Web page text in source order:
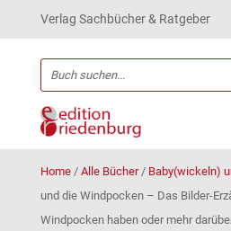
Verlag Sachbücher & Ratgeber
Home/ Alle Bücher/ Baby(wickeln)
und die Windpocken – Das Bilder-
Windpocken haben oder mehr